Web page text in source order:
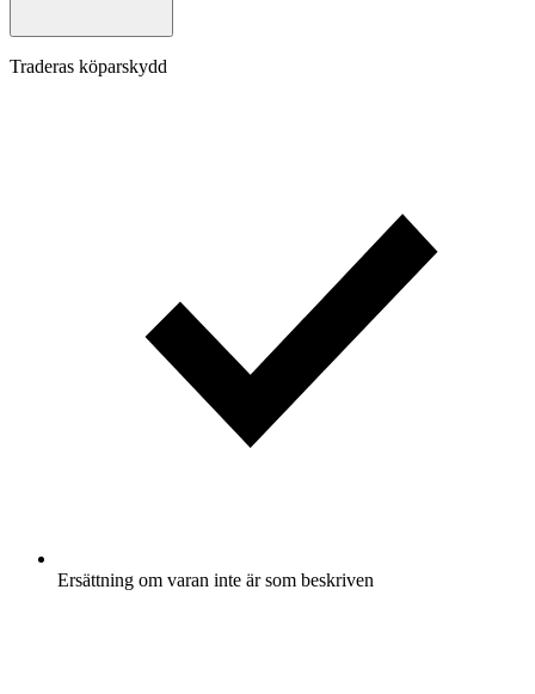
Traderas köparskydd
Ersättning om varan inte är som beskriven